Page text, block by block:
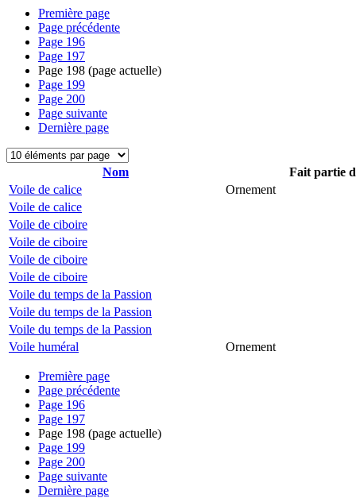
Première page
Page précédente
Page 196
Page 197
Page 198 (page actuelle)
Page 199
Page 200
Page suivante
Dernière page
Nom
Fait partie
Voile de calice
Ornement
Voile de calice
Voile de ciboire
Voile de ciboire
Voile de ciboire
Voile de ciboire
Voile du temps de la Passion
Voile du temps de la Passion
Voile du temps de la Passion
Voile huméral
Ornement
Première page
Page précédente
Page 196
Page 197
Page 198 (page actuelle)
Page 199
Page 200
Page suivante
Dernière page